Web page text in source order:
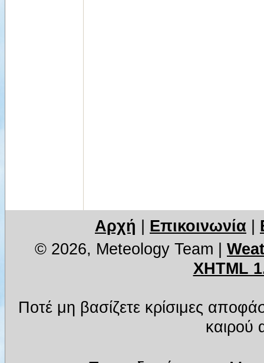
Αρχή Επικοινωνία
© 2026, Meteology Team
XHTML
Ποτέ μη βασίζετε κρίσιμες
καιρού